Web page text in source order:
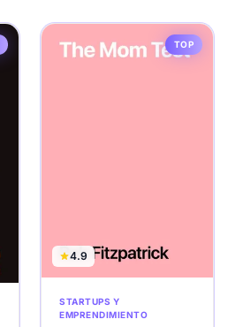
TOP
4.9
STARTUPS Y
EMPRENDIMIENTO